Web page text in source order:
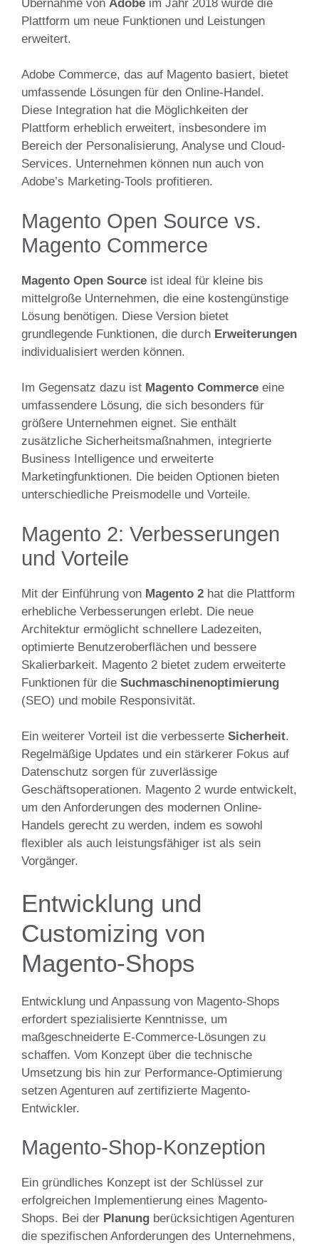
Übernahme von Adobe im Jahr 2018 wurde die
Plattform um neue Funktionen und Leistungen
erweitert.
Adobe Commerce, das auf Magento basiert, bietet
umfassende Lösungen für den Online-Handel.
Diese Integration hat die Möglichkeiten der
Plattform erheblich erweitert, insbesondere im
Bereich der Personalisierung, Analyse und Cloud-
Services. Unternehmen können nun auch von
Adobe’s Marketing-Tools profitieren.
Magento Open Source vs.
Magento Commerce
Magento Open Source ist ideal für kleine bis
mittelgroße Unternehmen, die eine kostengünstige
Lösung benötigen. Diese Version bietet
grundlegende Funktionen, die durch Erweiterungen
individualisiert werden können.
Im Gegensatz dazu ist Magento Commerce eine
umfassendere Lösung, die sich besonders für
größere Unternehmen eignet. Sie enthält
zusätzliche Sicherheitsmaßnahmen, integrierte
Business Intelligence und erweiterte
Marketingfunktionen. Die beiden Optionen bieten
unterschiedliche Preismodelle und Vorteile.
Magento 2: Verbesserungen
und Vorteile
Mit der Einführung von Magento 2 hat die Plattform
erhebliche Verbesserungen erlebt. Die neue
Architektur ermöglicht schnellere Ladezeiten,
optimierte Benutzeroberflächen und bessere
Skalierbarkeit. Magento 2 bietet zudem erweiterte
Funktionen für die Suchmaschinenoptimierung
(SEO) und mobile Responsivität.
Ein weiterer Vorteil ist die verbesserte Sicherheit.
Regelmäßige Updates und ein stärkerer Fokus auf
Datenschutz sorgen für zuverlässige
Geschäftsoperationen. Magento 2 wurde entwickelt,
um den Anforderungen des modernen Online-
Handels gerecht zu werden, indem es sowohl
flexibler als auch leistungsfähiger ist als sein
Vorgänger.
Entwicklung und
Customizing von
Magento-Shops
Entwicklung und Anpassung von Magento-Shops
erfordert spezialisierte Kenntnisse, um
maßgeschneiderte E-Commerce-Lösungen zu
schaffen. Vom Konzept über die technische
Umsetzung bis hin zur Performance-Optimierung
setzen Agenturen auf zertifizierte Magento-
Entwickler.
Magento-Shop-Konzeption
Ein gründliches Konzept ist der Schlüssel zur
erfolgreichen Implementierung eines Magento-
Shops. Bei der Planung berücksichtigen Agenturen
die spezifischen Anforderungen des Unternehmens,